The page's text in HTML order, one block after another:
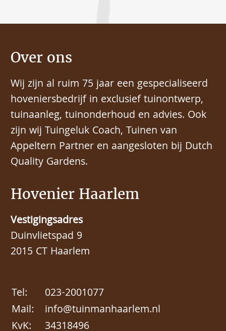
Hovenier Haarlem
Vestigingsadres
Duinvlietspad 9
2015 CT Haarlem
Tel:
023-2001077
Mail:
info@tuinmanhaarlem.nl
KvK:
34318496
Over ons
Wij zijn al ruim 75 jaar een gespecialiseerd
hoveniersbedrijf in exclusief tuinontwerp,
tuinaanleg, tuinonderhoud en advies. Ook
zijn wij Tuingeluk Coach, Tuinen van
Appeltern Partner en aangesloten bij Dutch
Quality Gardens.